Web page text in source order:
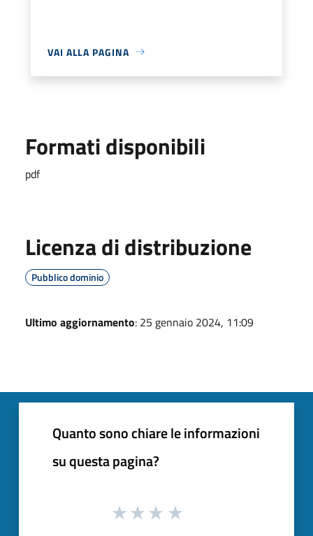
VAI ALLA PAGINA
Formati disponibili
pdf
Licenza di distribuzione
Pubblico dominio
Ultimo aggiornamento: 25 gennaio 2024, 11:09
Quanto sono chiare le informazioni
su questa pagina?